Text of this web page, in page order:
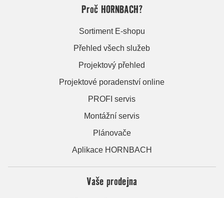
Proč HORNBACH?
Sortiment E-shopu
Přehled všech služeb
Projektový přehled
Projektové poradenství online
PROFI servis
Montážní servis
Plánovače
Aplikace HORNBACH
Vaše prodejna